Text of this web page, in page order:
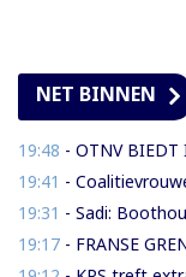
NET BINNEN
19:48 - OTNV BIEDT IN SAMENWERKING MET
19:41 - Coalitievrouwen eisen
19:31 - Sadi: Boothouders
19:17 - FRANSE